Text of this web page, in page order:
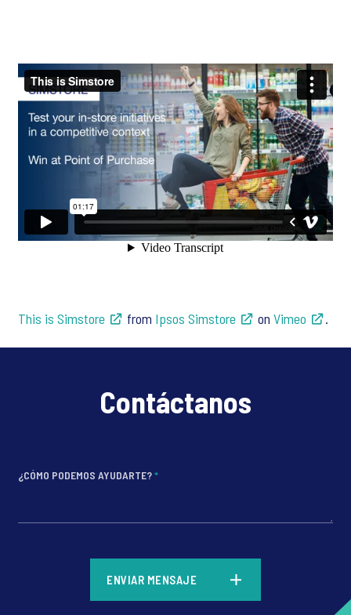
This is Simstore from Ipsos Simstore on Vimeo .
Contáctanos
¿CÓMO PODEMOS AYUDARTE?*
ENVIAR MENSAJE